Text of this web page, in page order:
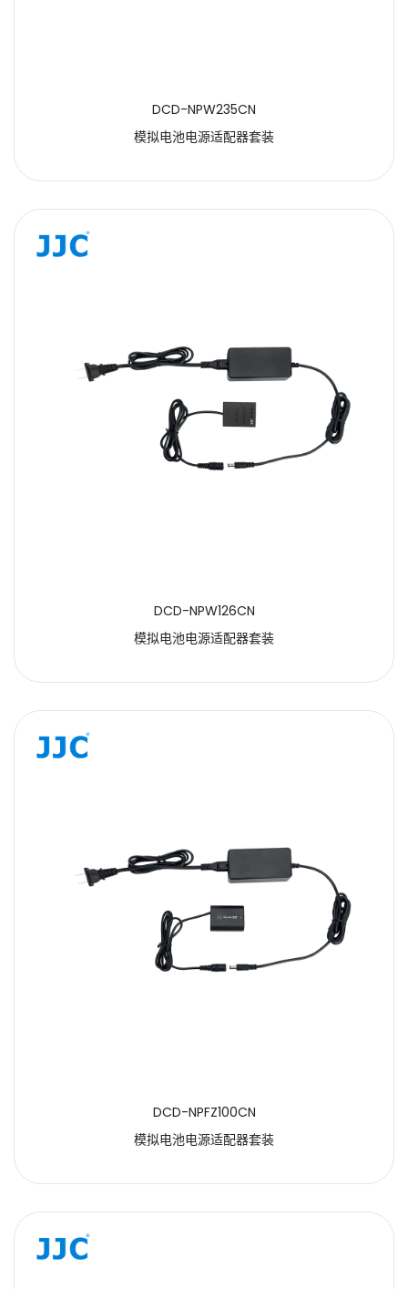
DCD-NPW235CN
模拟电池电源适配器套装
DCD-NPW126CN
模拟电池电源适配器套装
DCD-NPFZ100CN
模拟电池电源适配器套装